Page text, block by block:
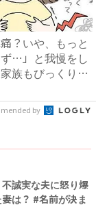
痛？いや、もっと
…」と我慢をし
族もびっくりの
by
誠実な夫に怒り爆
は？ #名前が決ま